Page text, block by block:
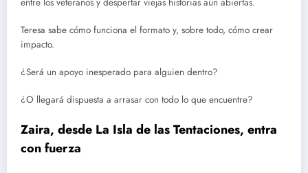
Teresa sabe cómo funciona el formato y, sobre todo, cómo crear
impacto.
¿Será un apoyo inesperado para alguien dentro?
¿O llegará dispuesta a arrasar con todo lo que encuentre?
Zaira, desde La Isla de las Tentaciones, entra
con fuerza